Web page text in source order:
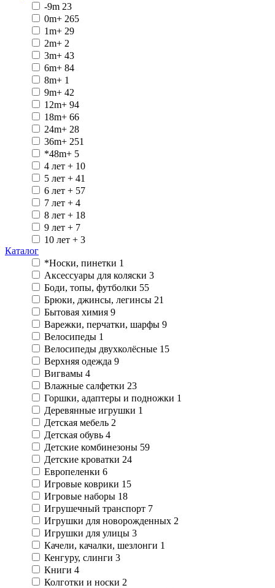
-9m 23
0m+ 265
1m+ 29
2m+ 2
3m+ 43
6m+ 84
8m+ 1
9m+ 42
12m+ 94
18m+ 66
24m+ 28
36m+ 251
*48m+ 5
4 лет + 10
5 лет + 41
6 лет + 57
7 лет + 4
8 лет + 18
9 лет + 7
10 лет + 3
Каталог
*Носки, пинетки 1
Аксессуары для коляски 3
Боди, топы, футболки 55
Брюки, джинсы, легинсы 21
Бытовая химия 9
Варежки, перчатки, шарфы 9
Велосипеды 1
Велосипеды двухколёсные 15
Верхняя одежда 9
Вигвамы 4
Влажные салфетки 23
Горшки, адаптеры и подножки 1
Деревянные игрушки 1
Детская мебель 2
Детская обувь 4
Детские комбинезоны 59
Детские кроватки 24
Европеленки 6
Игровые коврики 15
Игровые наборы 18
Игрушечный транспорт 7
Игрушки для новорожденных 2
Игрушки для улицы 3
Качели, качалки, шезлонги 1
Кенгуру, слинги 3
Книги 4
Колготки и носки 2